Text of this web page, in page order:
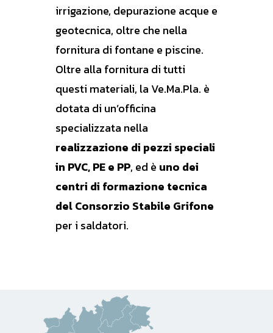
irrigazione, depurazione acque e
geotecnica, oltre che nella
fornitura di fontane e piscine.
Oltre alla fornitura di tutti
questi materiali, la Ve.Ma.Pla. è
dotata di un’officina
specializzata nella
realizzazione di pezzi speciali
in PVC, PE e PP, ed è uno dei
centri di formazione tecnica
del Consorzio Stabile Grifone
per i saldatori.